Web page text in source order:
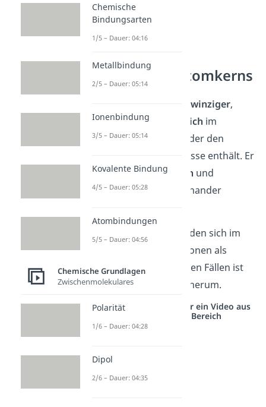
Aufbau des Atomkerns
winziger,
dicht gepackter
Bereich im
Zentrumdes
der den
Großteil der Atommasse enthält. Er
bestehtausProton en und
Neutronen,die inander
Normalerweise befinden sich im
Atomkern mehr Protonen als
Neutronen, in manchen Fällen ist
es aber auch anders herum.
Studyflix vernetzt: Hier ein Video aus
einem anderen Bereich
Chemische
Bindungsarten
1/5 – Dauer: 04:16
Metallbindung
2/5 – Dauer: 05:14
Ionenbindung
3/5 – Dauer: 05:14
Kovalente Bindung
4/5 – Dauer: 05:28
Atombindungen
5/5 – Dauer: 04:56
Chemische Grundlagen
Zwischenmolekulares
Polarität
1/6 – Dauer: 04:28
Dipol
2/6 – Dauer: 04:35